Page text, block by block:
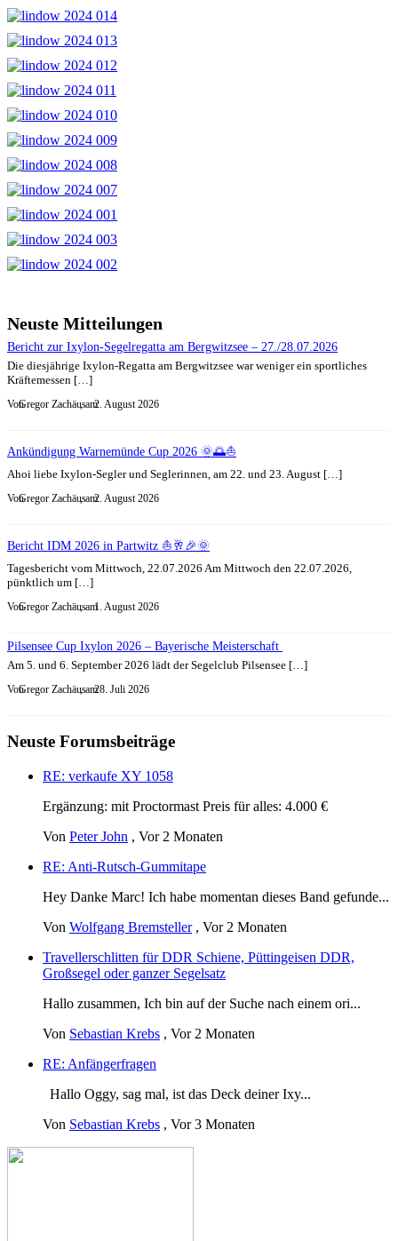
Neuste Mitteilungen
Bericht zur Ixylon-Segelregatta am Bergwitzsee – 27./28.07.2026
Die diesjährige Ixylon-Regatta am Bergwitzsee war weniger ein sportliches
Kräftemessen […]
VonGregor Zachäus, am2. August 2026
Ankündigung Warnemünde Cup 2026 🌞🌅⛵
Ahoi liebe Ixylon-Segler und Seglerinnen, am 22. und 23. August […]
VonGregor Zachäus, am2. August 2026
Bericht IDM 2026 in Partwitz ⛵🥂🎉🌞
Tagesbericht vom Mittwoch, 22.07.2026 Am Mittwoch den 22.07.2026,
pünktlich um […]
VonGregor Zachäus, am1. August 2026
Pilsensee Cup Ixylon 2026 – Bayerische Meisterschaft
Am 5. und 6. September 2026 lädt der Segelclub Pilsensee […]
VonGregor Zachäus, am28. Juli 2026
Neuste Forumsbeiträge
RE: verkaufe XY 1058
Ergänzung: mit Proctormast Preis für alles: 4.000 €
Von Peter John , Vor 2 Monaten
RE: Anti-Rutsch-Gummitape
Hey Danke Marc! Ich habe momentan dieses Band gefunde...
Von Wolfgang Bremsteller, Vor 2 Monaten
Travellerschlitten für DDR Schiene, Püttingeisen DDR,
Großsegel oder ganzer Segelsatz
Hallo zusammen, Ich bin auf der Suche nach einem ori...
Von Sebastian Krebs , Vor 2 Monaten
RE: Anfängerfragen
Hallo Oggy, sag mal, ist das Deck deiner Ixy...
Von Sebastian Krebs , Vor 3 Monaten